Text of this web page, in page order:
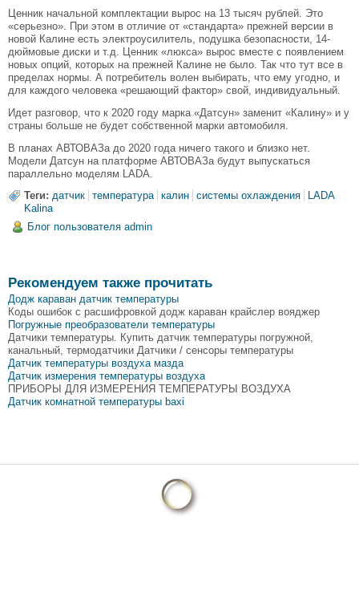
Ценник начальной комплектации вырос на 13 тысяч рублей. Это
«серьезно». При этом в отличие от «стандарта» прежней версии в
новой Калине есть электроусилитель, подушка безопасности, 14-
дюймовые диски и т.д. Ценник «люкса» вырос вместе с появлением
новых опций, которых на прежней Калине не было. Так что тут все в
пределах нормы. А потребитель волен выбирать, что ему угодно, и
для каждого человека «решающий фактор» свой, индивидуальный.
Идет разговор, что к 2020 году марка «Датсун» заменит «Калину» и у
страны больше не будет собственной марки автомобиля.
В планах АВТОВАЗа до 2020 года ничего такого и близко нет.
Модели Датсун на платформе АВТОВАЗа будут выпускаться
параллельно моделям LADA.
Теги: датчик температура калин системы охлаждения
LADA
Kalina
Блог пользователя admin
Рекомендуем также прочитать
Додж караван датчик температуры
Коды ошибок с расшифровкой додж караван крайслер вояджер
Погружные преобразователи температуры
Датчики температуры. Купить датчик температуры погружной,
канальный, термодатчики Датчики / сенсоры температуры
Датчик температуры воздуха мазда
Датчик измерения температуры воздуха
ПРИБОРЫ ДЛЯ ИЗМЕРЕНИЯ ТЕМПЕРАТУРЫ ВОЗДУХА
Датчик комнатной температуры baxi